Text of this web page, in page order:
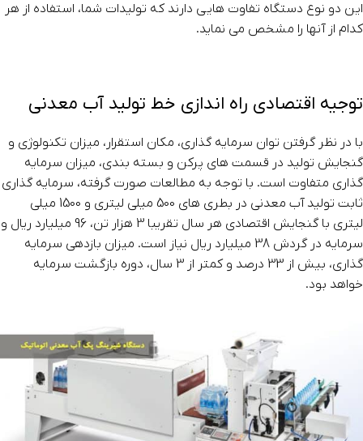
این دو نوع دستگاه تفاوت هایی دارند که تولیدات شما، استفاده از هر
کدام از آنها را مشخص می نماید.
توجیه اقتصادی راه اندازی خط تولید آب معدنی
با در نظر گرفتن توان سرمایه گذاری، مکان استقرار، میزان تکنولوژی و
گنجایش تولید در قسمت های پرکن و بسته بندی، میزان سرمایه
گذاری متفاوت است. با توجه به مطالعات صورت گرفته، سرمایه گذاری
ثابت تولید آب معدنی در بطری های 500 میلی لیتری و 1500 میلی
لیتری با گنجایش اقتصادی هر سال تقریبا 3 هزار تن، 96 میلیارد ریال و
سرمایه در گردش 38 میلیارد ریال نیاز است. میزان بازدهی سرمایه
گذاری، بیش از 33 درصد و کمتر از 3 سال، دوره بازگشت سرمایه
خواهد بود.